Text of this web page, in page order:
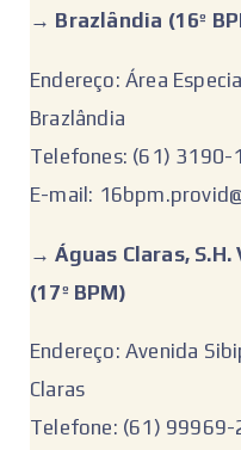
‌→ Brazlândia (16º
Endereço: Área
Brazlândia
Telefones: (61)
E-mail:
‌‌→Águas Claras,
(17º BPM)
Endereço: Avenida
Claras
Telefone: (61) 99969-